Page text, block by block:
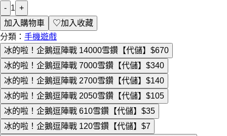
- 1 +
加入購物車
♡加入收藏
分類： 手機遊戲
冰的啦！企鵝逗陣戰 14000雪鑽【代儲】 $670
冰的啦！企鵝逗陣戰 7000雪鑽【代儲】 $340
冰的啦！企鵝逗陣戰 2700雪鑽【代儲】 $140
冰的啦！企鵝逗陣戰 2050雪鑽【代儲】 $105
冰的啦！企鵝逗陣戰 610雪鑽【代儲】 $35
冰的啦！企鵝逗陣戰 120雪鑽【代儲】 $7